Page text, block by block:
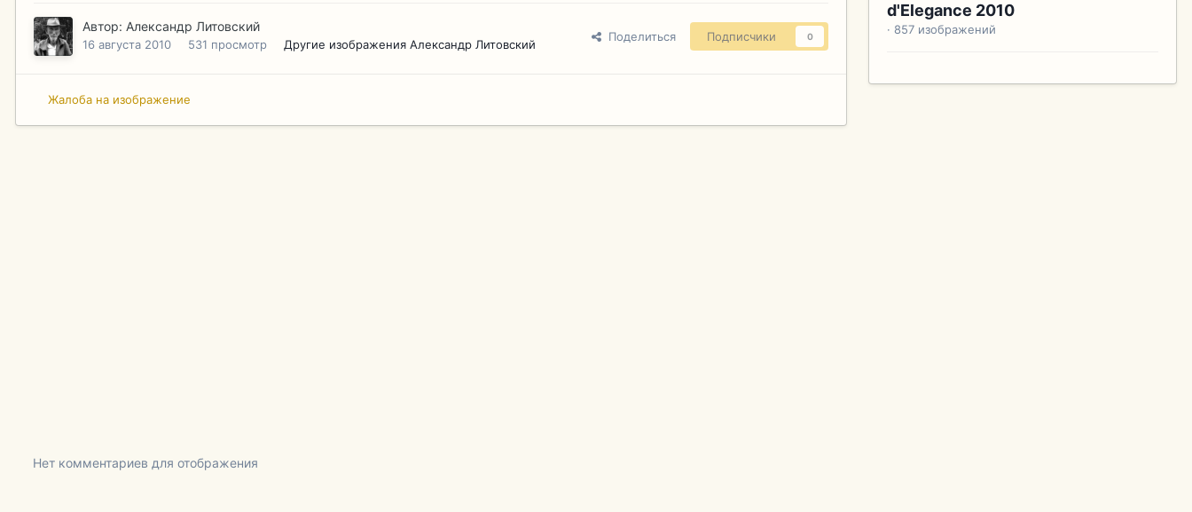
Автор: Александр Литовский
16 августа 2010 531 просмотр Другие изображения Александр Литовский
Поделиться Подписчики 0
Жалоба на изображение
d'Elegance 2010
· 857 изображений
Нет комментариев для отображения